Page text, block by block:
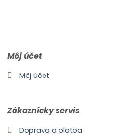
Môj účet
Môj účet
Zákaznícky servis
Doprava a platba